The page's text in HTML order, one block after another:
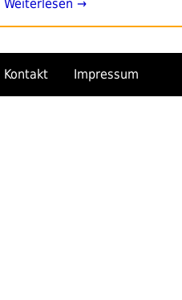
Weiterlesen →
Kontakt Impressum